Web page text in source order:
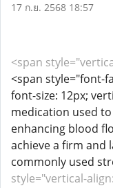
17 ก.ย. 2568 18:57
<span
<span style="font-
font-size: 12px;
medication used
enhancing blood
achieve a firm and
commonly used
style="vertical-